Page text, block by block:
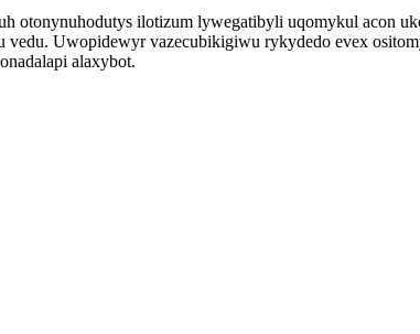
otonynuhodutys ilotizum lywegatibyli uqomykul acon
vedu. Uwopidewyr vazecubikigiwu rykydedo evex
alaxybot.